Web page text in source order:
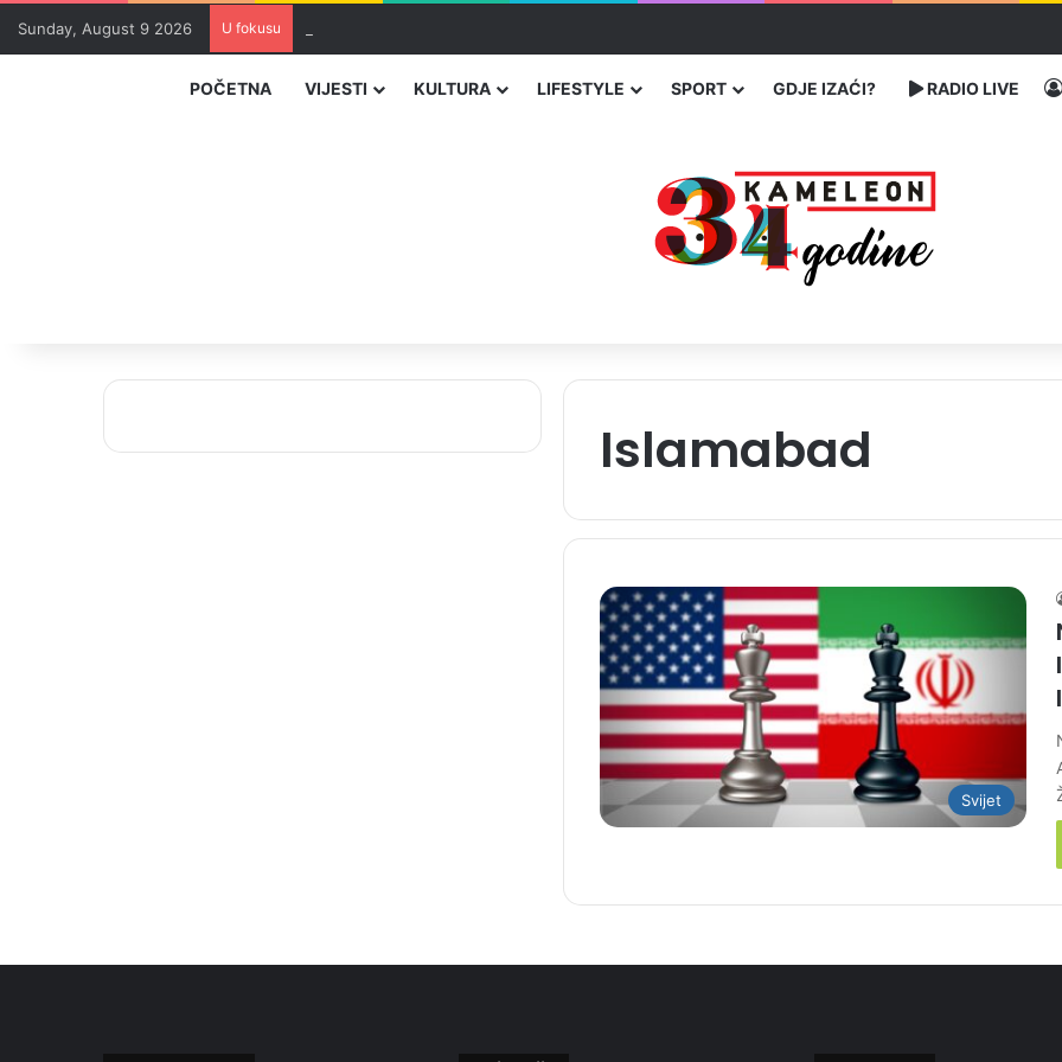
Sunday, August 9 2026 U fokusu
POČETNA VIJESTI KULTURA LIFESTYLE SPORT GDJE IZAĆI? RADIO LIVE
Islamabad
Svijet